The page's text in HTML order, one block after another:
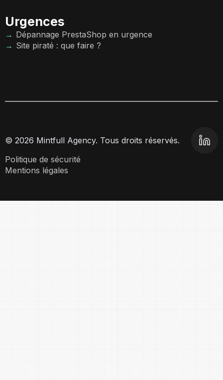
Urgences
Dépannage PrestaShop en urgence
Site piraté : que faire ?
© 2026 Mintfull Agency. Tous droits réservés.
Politique de sécurité
Mentions légales